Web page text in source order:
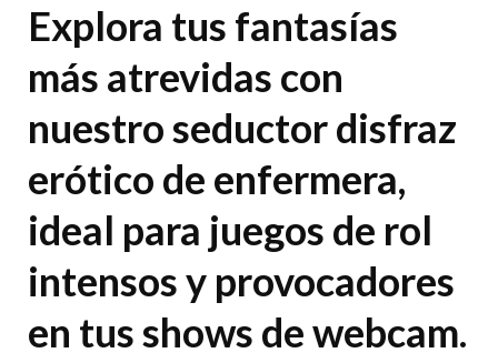
Explora tus fantasías
más atrevidas con
nuestro seductor disfraz
erótico de enfermera,
ideal para juegos de rol
intensos y provocadores
en tus shows de webcam.